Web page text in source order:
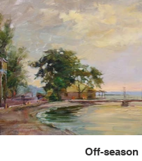
Off-season